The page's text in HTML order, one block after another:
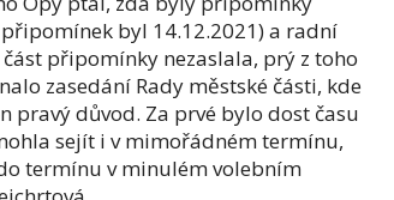
byl 14.12.2021) a radní
připomínky nezaslala, prý z toho
zasedání Rady městské části, kde
pravý důvod. Za prvé bylo dost času
sejít i v mimořádném termínu,
termínu v minulém volebním